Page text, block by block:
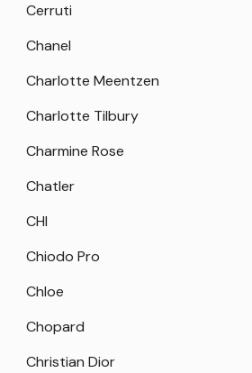
Cerruti
Chanel
Charlotte Meentzen
Charlotte Tilbury
Charmine Rose
Chatler
CHI
Chiodo Pro
Chloe
Chopard
Christian Dior